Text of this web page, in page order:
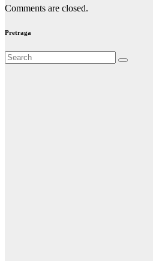
Comments are closed.
Pretraga